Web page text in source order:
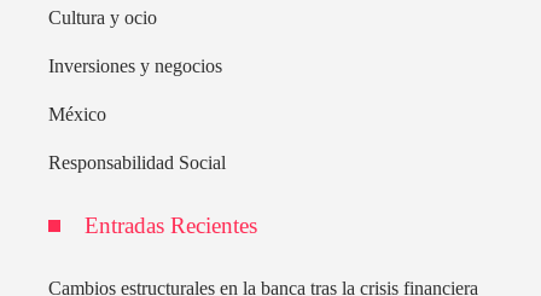
Cultura y ocio
Inversiones y negocios
México
Responsabilidad Social
Entradas Recientes
Cambios estructurales en la banca tras la crisis financiera